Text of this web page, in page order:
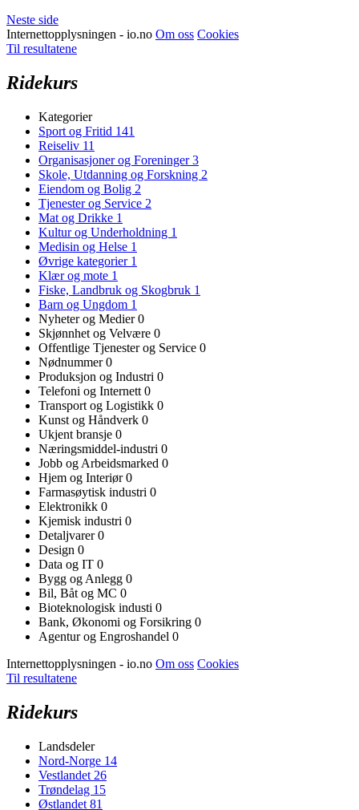
Neste side
Internettopplysningen - io.no Om oss Cookies
Til resultatene
Ridekurs
Kategorier
Sport og Fritid 141
Reiseliv 11
Organisasjoner og Foreninger3
Skole, Utdanning og Forskning 2
Eiendom og Bolig 2
Tjenester og Service 2
Mat og Drikke 1
Kultur og Underholdning 1
Medisin og Helse 1
Øvrige kategorier 1
Klær og mote 1
Fiske, Landbruk og Skogbruk 1
Barn og Ungdom 1
Nyheter og Medier0
Skjønnhet og Velvære 0
Offentlige Tjenester og Service 0
Nødnummer0
Produksjon og Industri 0
Telefoni og Internett 0
Transport og Logistikk 0
Kunst og Håndverk 0
Ukjent bransje 0
Næringsmiddel-industri 0
Jobb og Arbeidsmarked 0
Hjem og Interiør0
Farmasøytisk industri 0
Elektronikk 0
Kjemisk industri 0
Detaljvarer0
Design 0
Data og IT 0
Bygg og Anlegg 0
Bil, Båt og MC 0
Bioteknologisk industi 0
Bank, Økonomi og Forsikring 0
Agentur og Engroshandel 0
Internettopplysningen - io.no Om oss Cookies
Til resultatene
Ridekurs
Landsdeler
Nord-Norge 14
Vestlandet 26
Trøndelag 15
Østlandet 81